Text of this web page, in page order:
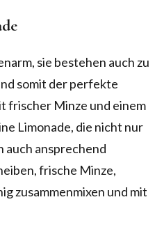
sie bestehen auch zu
somit der perfekte
frischer Minze und einem
Limonade, die nicht nur
auch ansprechend
frische Minze,
zusammenmixen und mit